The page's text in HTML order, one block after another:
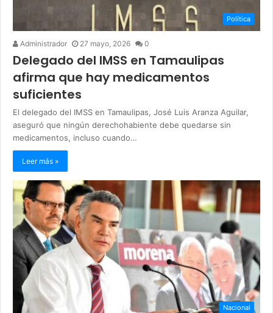
Política
Administrador 27 mayo, 2026 0
Delegado del IMSS en Tamaulipas
afirma que hay medicamentos
suficientes
El delegado del IMSS en Tamaulipas, José Luis Aranza Aguilar,
aseguró que ningún derechohabiente debe quedarse sin
medicamentos, incluso cuando…
Leer más »
Nacional